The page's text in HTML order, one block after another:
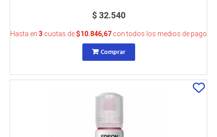
$ 32.540
Hasta en 3 cuotas de $10.846,67 con todos los medios de pago
Comprar